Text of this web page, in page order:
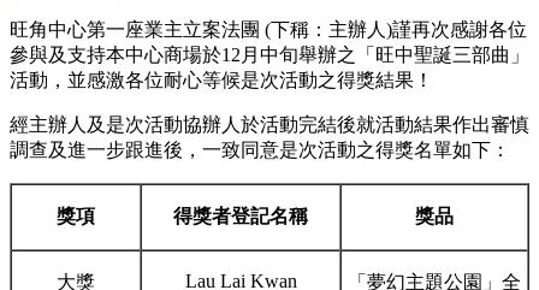
旺角中心第一座業主立案法團 (下稱：主辦人)謹再次感謝各位
參與及支持本中心商場於12月中旬舉辦之「旺中聖誕三部曲」
活動，並感激各位耐心等候是次活動之得獎結果！
經主辦人及是次活動協辦人於活動完結後就活動結果作出審慎
調查及進一步跟進後，一致同意是次活動之得獎名單如下：
獎項 得獎者登記名稱 獎品
大獎 Lau Lai Kwan
「夢幻主題公園」全